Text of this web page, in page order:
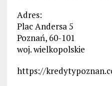
Adres:
Plac Andersa 5
Poznań, 60-101
woj. wielkopolskie
https://